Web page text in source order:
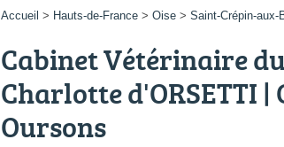
Accueil > Hauts-de-France > Oise > Saint-Crépin-aux-
Cabinet Vétérinaire
Charlotte d'ORSETTI |
Oursons